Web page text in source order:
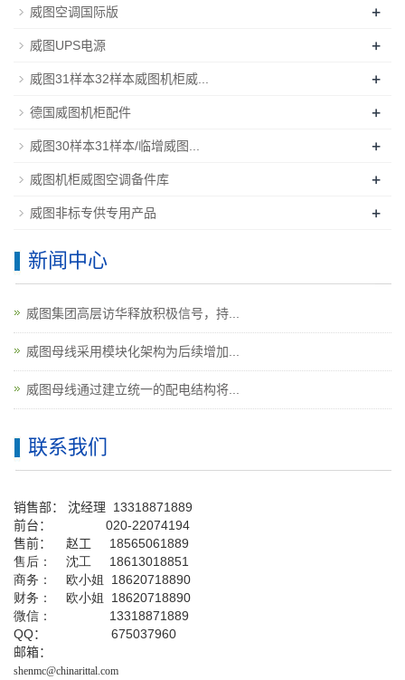
威图空调国际版 +
威图UPS电源 +
威图31样本32样本威图机柜威... +
德国威图机柜配件 +
威图30样本31样本/临增威图... +
威图机柜威图空调备件库 +
威图非标专供专用产品 +
新闻中心
威图集团高层访华释放积极信号，持...
威图母线采用模块化架构为后续增加...
威图母线通过建立统一的配电结构将...
联系我们
销售部： 沈经理 13318871889
前台： 020-22074194
售前： 赵工 18565061889
售后： 沈工 18613018851
商务： 欧小姐 18620718890
财务： 欧小姐 18620718890
微信： 13318871889
QQ： 675037960
邮箱：
shenmc@chinarittal.com